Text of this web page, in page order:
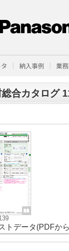
納入事例 業
合カタログ
トデータ(PDFか